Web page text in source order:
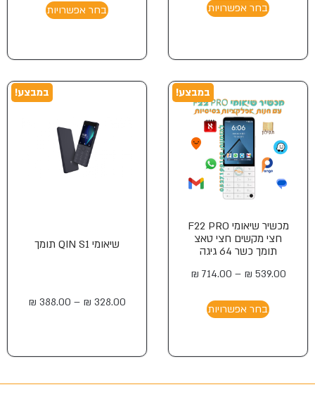
בחר אפשרויות בחר אפשרויות
במבצע!
מכשיר שיאומי F22 PRO
חצי מקשים חצי טאצ
תומך כשר 64 גיגה
₪ 539.00
–
₪ 714.00
בחר אפשרויות
במבצע!
שיאומי QIN S1 תומך
₪ 328.00
–
₪ 388.00